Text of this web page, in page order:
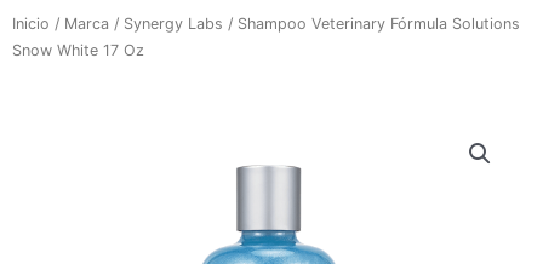
Inicio / Marca / Synergy Labs / Shampoo Veterinary Fórmula Solutions
Snow White 17 Oz